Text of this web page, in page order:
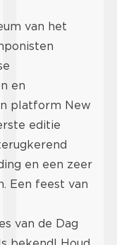
van het
en
platform New
editie
en een zeer
Een feest van
van de Dag